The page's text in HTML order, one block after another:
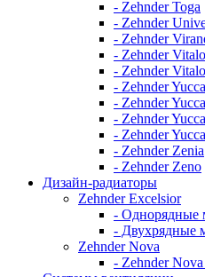
- Zehnder Toga
- Zehnder
- Zehnder
- Zehnder
- Zehnder
- Zehnder Yucca
- Zehnder
- Zehnder
- Zehnder
- Zehnder Zenia
- Zehnder Zeno
Дизайн-радиаторы
Zehnder Excelsior
- Однорядные
- Двухрядные
Zehnder Nova
- Zehnder